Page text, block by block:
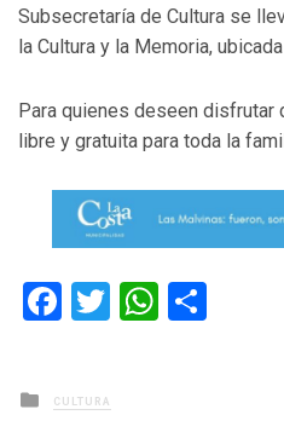
Subsecretaría de Cultura se
la Cultura y la Memoria,
Para quienes deseen disfrutar
libre y gratuita para toda la
Facebook
Twitter
Posted
in
CULTURA